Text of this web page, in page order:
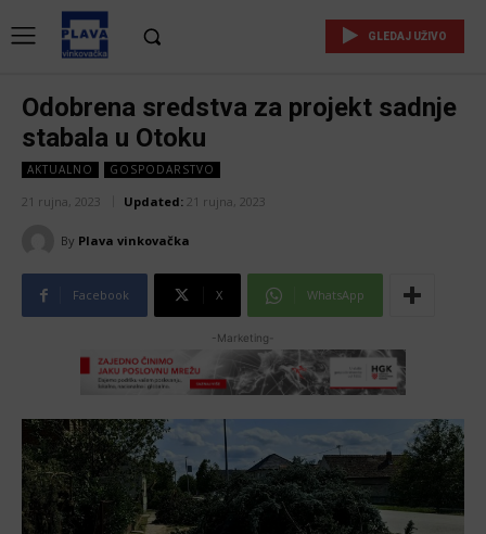
GLEDAJ UŽIVO
Odobrena sredstva za projekt sadnje
stabala u Otoku
AKTUALNO GOSPODARSTVO
21 rujna, 2023 Updated: 21 rujna, 2023
By Plava vinkovačka
Facebook X WhatsApp
-Marketing-